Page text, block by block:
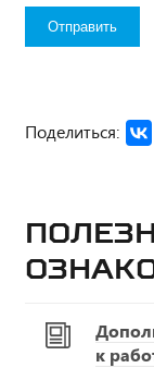
Поделиться:
к